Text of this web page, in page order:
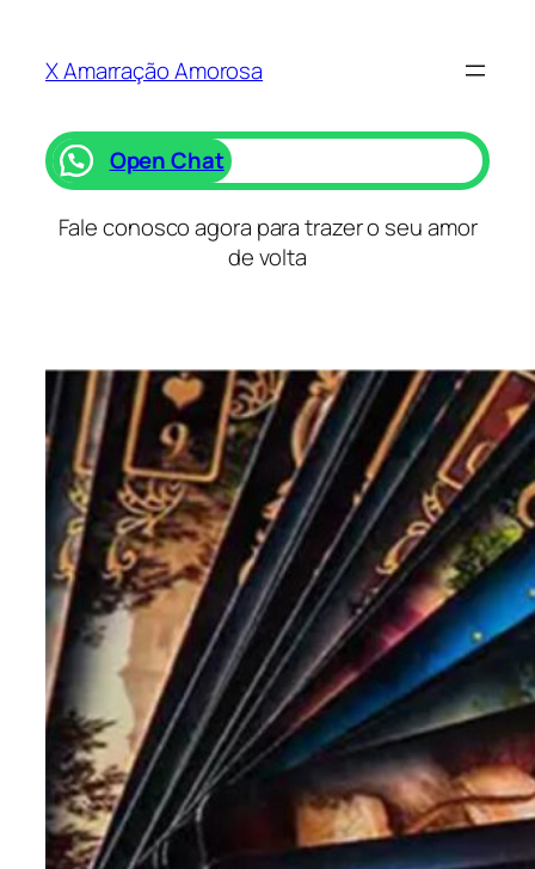
X Amarração Amorosa
Open Chat
Fale conosco agora para trazer o seu amor
de volta